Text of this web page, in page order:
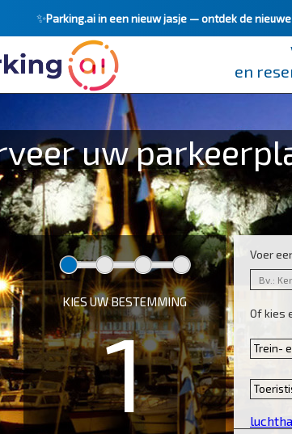
✨Parking.ai in een nieuw jasje —ontdek de
en
uw
KIES UW BESTEMMING
1
Voer
Of kies